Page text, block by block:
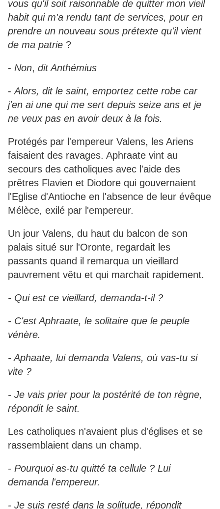
vous qu'il soit raisonnable de quitter mon vieil
habit qui m'a rendu tant de services, pour en
prendre un nouveau sous prétexte qu'il vient
de ma patrie ?
- Non, dit Anthémius
-Alors, dit le saint, emportez cette robe car
j'en ai une qui me sert depuis seize ans et je
ne veux pas en avoir deux à la fois.
Protégés par l'empereur Valens, les Ariens
faisaient des ravages. Aphraate vint au
secours des catholiques avec l'aide des
prêtres Flavien et Diodore qui gouvernaient
l'Eglise d'Antioche en l'absence de leur évêque
Mélèce, exilé par l'empereur.
Un jour Valens, du haut du balcon de son
palais situé sur l'Oronte, regardait les
passants quand il remarqua un vieillard
pauvrement vêtu et qui marchait rapidement.
- Qui est ce vieillard, demanda-t-il ?
- C'est Aphraate, le solitaire que le peuple
vénère.
- Aphaate, lui demanda Valens, où vas-tu si
vite ?
- Je vais prier pour la postérité de ton règne,
répondit le saint.
Les catholiques n'avaient plus d'églises et se
rassemblaient dans un champ.
- Pourquoi as-tu quitté ta cellule ? Lui
demanda l'empereur.
- Je suis resté dans la solitude, répondit